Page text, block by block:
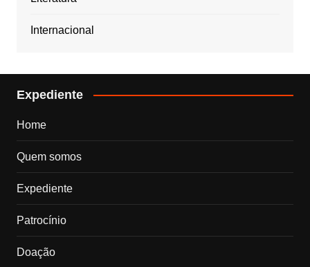
Internacional
Expediente
Home
Quem somos
Expediente
Patrocínio
Doação